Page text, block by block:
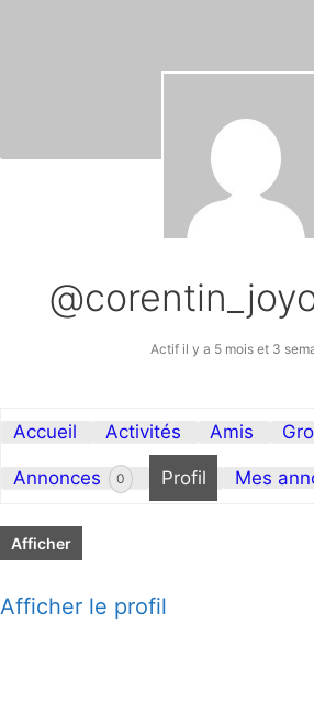
Actif il y a 5 mois et 3
Accueil Activités Amis
Annonces 0 Profil Mes
Afficher
Afficher le profil